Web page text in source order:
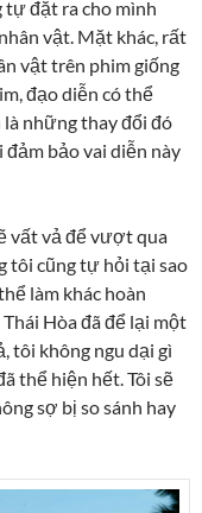
tự đặt ra cho mình
vật. Mặt khác, rất
vật trên phim giống
đạo diễn có thể
những thay đổi đó
bảo vai diễn này
vất vả để vượt qua
tôi cũng tự hỏi tại sao
làm khác hoàn
Thái Hòa đã để lại một
tôi không ngu dại gì
thể hiện hết. Tôi sẽ
sợ bị so sánh hay